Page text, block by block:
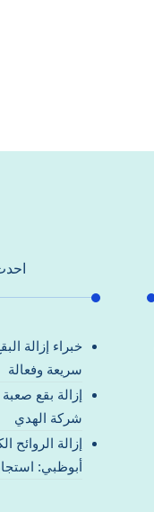
خبراء إزالة
سريعة وفعالة
إزالة بقع
شركة الهدي
إزالة
أبوظبي: